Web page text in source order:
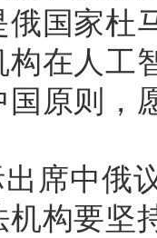
俄国家杜
构在人工
国原则，
席中俄
构要坚